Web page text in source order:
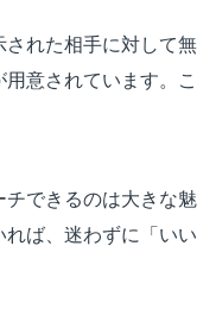
れた相手に対して無
意されています。こ
できるのは大きな魅
ば、迷わずに「いい